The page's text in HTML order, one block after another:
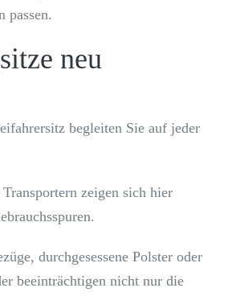
passen.
neu
begleiten Sie auf jeder
zeigen sich hier
durchgesessene Polster oder
beeinträchtigen nicht nur die